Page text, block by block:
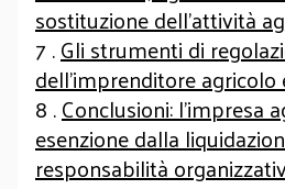
sostituzione dell’attività
7 .Gli strumenti di
dell’imprenditore
8 .Conclusioni: l’impresa
esenzione dalla
responsabilità